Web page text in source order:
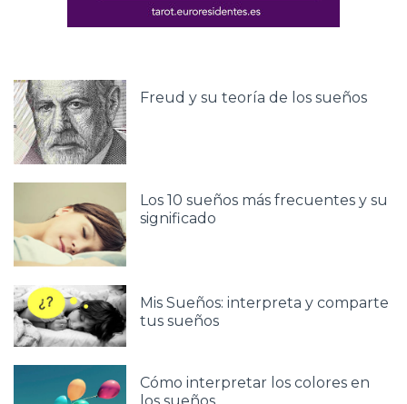
Freud y su teoría de los sueños
Los 10 sueños más frecuentes y su
significado
Mis Sueños: interpreta y comparte
tus sueños
Cómo interpretar los colores en